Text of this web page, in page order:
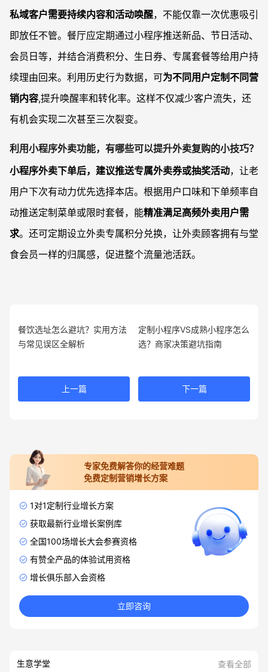
私域客户需要持续内容和活动唤醒，不能仅靠一次优惠吸引
即放任不管。餐厅应定期通过小程序推送新品、节日活动、
会员日等，并结合消费积分、生日券、专属套餐等给用户持
续理由回来。利用历史行为数据，可为不同用户定制不同营
销内容,提升唤醒率和转化率。这样不仅减少客户流失，还
有机会实现二次甚至三次裂变。
利用小程序外卖功能，有哪些可以提升外卖复购的小技巧？
小程序外卖下单后，建议推送专属外卖券或抽奖活动，让老
用户下次有动力优先选择本店。根据用户口味和下单频率自
动推送定制菜单或限时套餐，能精准满足高频外卖用户需
求。还可定期设立外卖专属积分兑换，让外卖顾客拥有与堂
食会员一样的归属感，促进整个流量池活跃。
餐饮选址怎么避坑？实用方法
与常见误区全解析
上一篇
定制小程序VS成熟小程序怎么
选？商家决策避坑指南
下一篇
专家免费解答你的经营难题
免费定制营销增长方案
1对1定制行业增长方案
获取最新行业增长案例库
全国100场增长大会参赛资格
有赞全产品的体验试用资格
增长俱乐部入会资格
立即咨询
生意学堂 查看全部